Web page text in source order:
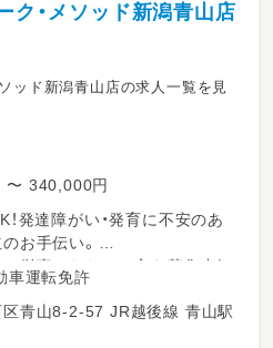
ク・メソッド新潟青山店
ッド新潟青山店の求人一覧を見
〜 340,000円
発達障がい・発育に不安のあ
お手伝い。
従事いただける方を募集中！
トをお任せします
ある方、歓迎！
自動車運転免許
新潟県新潟市西区青山8-2-57 JR越後線 青山駅